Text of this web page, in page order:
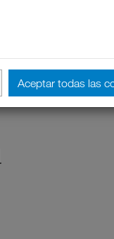
Aceptar todas las